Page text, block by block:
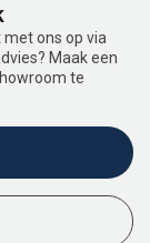
met ons op via
Maak een
te